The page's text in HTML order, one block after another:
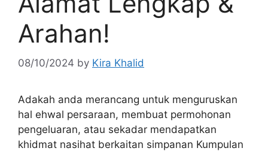
Arahan!
08/10/2024 by Kira Khalid
Adakah anda merancang untuk menguruskan
hal ehwal persaraan, membuat permohonan
pengeluaran, atau sekadar mendapatkan
khidmat nasihat berkaitan simpanan Kumpulan